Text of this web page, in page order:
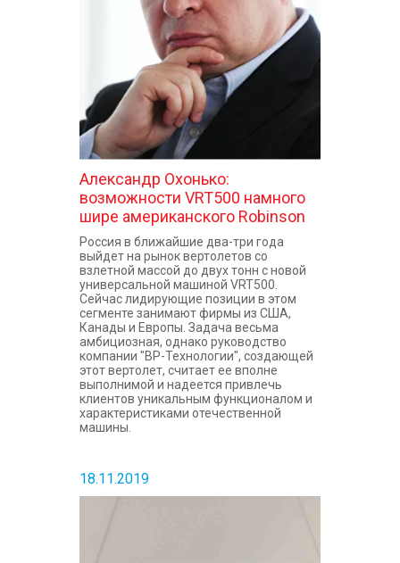
Александр Охонько:
возможности VRT500 намного
шире американского Robinson
Россия в ближайшие два-три года
выйдет на рынок вертолетов со
взлетной массой до двух тонн с новой
универсальной машиной VRT500.
Сейчас лидирующие позиции в этом
сегменте занимают фирмы из США,
Канады и Европы. Задача весьма
амбициозная, однако руководство
компании "ВР-Технологии", создающей
этот вертолет, считает ее вполне
выполнимой и надеется привлечь
клиентов уникальным функционалом и
характеристиками отечественной
машины.
18.11.2019